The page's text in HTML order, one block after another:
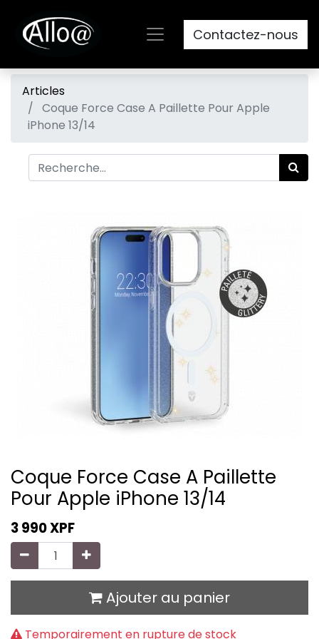
Contactez-nous
Articles
Coque Force Case A Paillette Pour Apple
iPhone 13/14
Coque Force Case A Paillette
Pour Apple iPhone 13/14
3 990XPF
Ajouter au panier
Temporairement en rupture de stock